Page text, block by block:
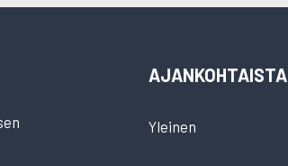
AJANKOHTAISTA
Yleinen